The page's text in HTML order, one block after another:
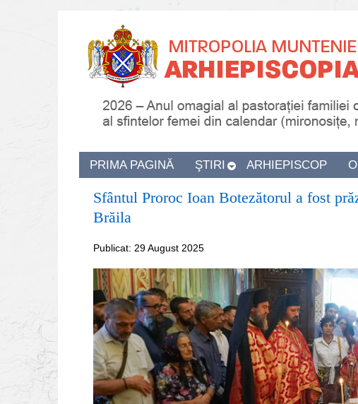
PRIMA PAGINĂ ŞTIRI ARHIEPISCOP
Sfântul Proroc Ioan Botezătorul a fost
Brăila
Publicat: 29 August 2025